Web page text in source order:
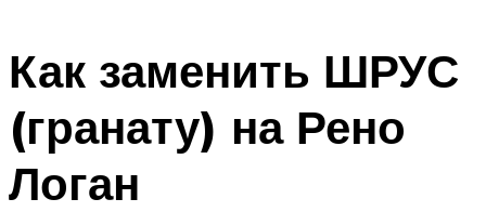
Как заменить ШРУС
(гранату) на Рено
Логан